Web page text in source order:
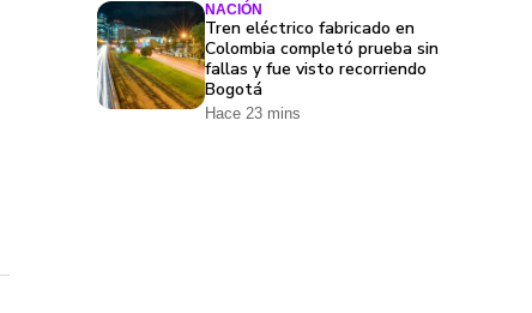
NACIÓN
Tren eléctrico fabricado en
Colombia completó prueba sin
fallas y fue visto recorriendo
Bogotá
Hace 23 mins